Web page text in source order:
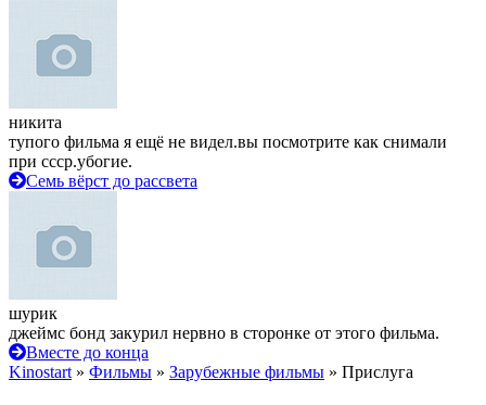
никита
тупого фильма я ещё не видел.вы посмотрите как снимали
при ссср.убогие.
Семь вёрст до рассвета
шурик
джеймс бонд закурил нервно в сторонке от этого фильма.
Вместе до конца
Kinostart » Фильмы » Зарубежные фильмы » Прислуга